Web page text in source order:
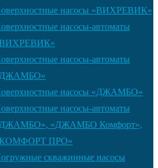
насосы «ВИХРЕВИК»
насосы-автоматы
насосы-автоматы
насосы «ДЖАМБО»
насосы-автоматы
«ДЖАМБО Комфорт»,
ПРО»
скважинные насосы